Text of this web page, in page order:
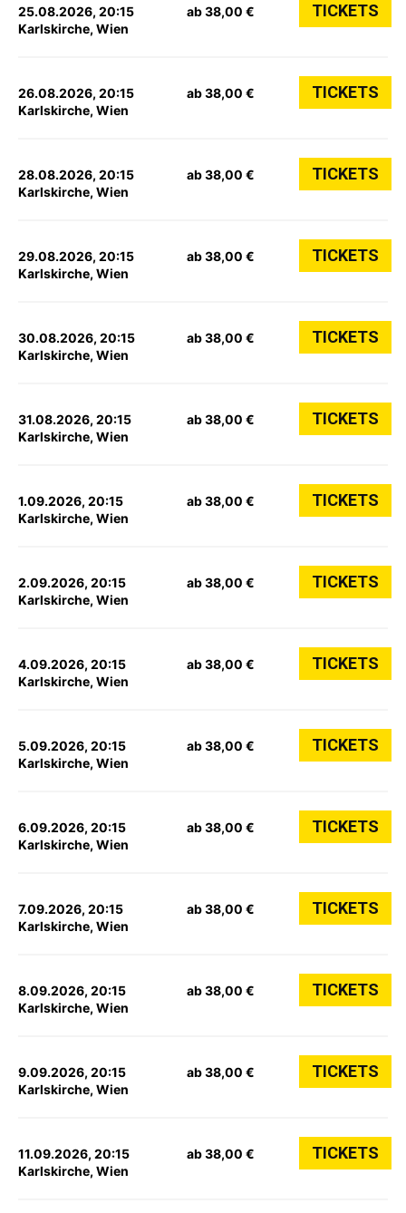
25.08.2026, 20:15
Karlskirche, Wien
ab 38,00 € TICKETS
26.08.2026, 20:15
Karlskirche, Wien
ab 38,00 € TICKETS
28.08.2026, 20:15
Karlskirche, Wien
ab 38,00 € TICKETS
29.08.2026, 20:15
Karlskirche, Wien
ab 38,00 € TICKETS
30.08.2026, 20:15
Karlskirche, Wien
ab 38,00 € TICKETS
31.08.2026, 20:15
Karlskirche, Wien
ab 38,00 € TICKETS
1.09.2026, 20:15
Karlskirche, Wien
ab 38,00 € TICKETS
2.09.2026, 20:15
Karlskirche, Wien
ab 38,00 € TICKETS
4.09.2026, 20:15
Karlskirche, Wien
ab 38,00 € TICKETS
5.09.2026, 20:15
Karlskirche, Wien
ab 38,00 € TICKETS
6.09.2026, 20:15
Karlskirche, Wien
ab 38,00 € TICKETS
7.09.2026, 20:15
Karlskirche, Wien
ab 38,00 € TICKETS
8.09.2026, 20:15
Karlskirche, Wien
ab 38,00 € TICKETS
9.09.2026, 20:15
Karlskirche, Wien
ab 38,00 € TICKETS
11.09.2026, 20:15
Karlskirche, Wien
ab 38,00 € TICKETS